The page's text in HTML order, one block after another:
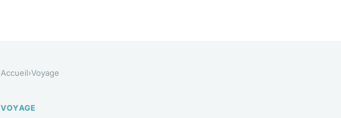
Accueil›Voyage
VOYAGE